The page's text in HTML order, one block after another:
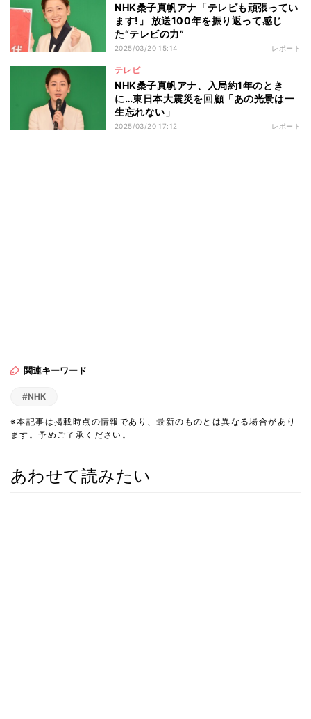
NHK桑子真帆アナ「テレビも頑張ってい
ます!」 放送100年を振り返って感じ
た“テレビの力”
2025/03/20 15:14 レポート
テレビ
NHK桑子真帆アナ、入局約1年のとき
に…東日本大震災を回顧「あの光景は一
生忘れない」
2025/03/20 17:12 レポート
関連キーワード
#NHK
※本記事は掲載時点の情報であり、最新のものとは異なる場合があり
ます。予めご了承ください。
あわせて読みたい